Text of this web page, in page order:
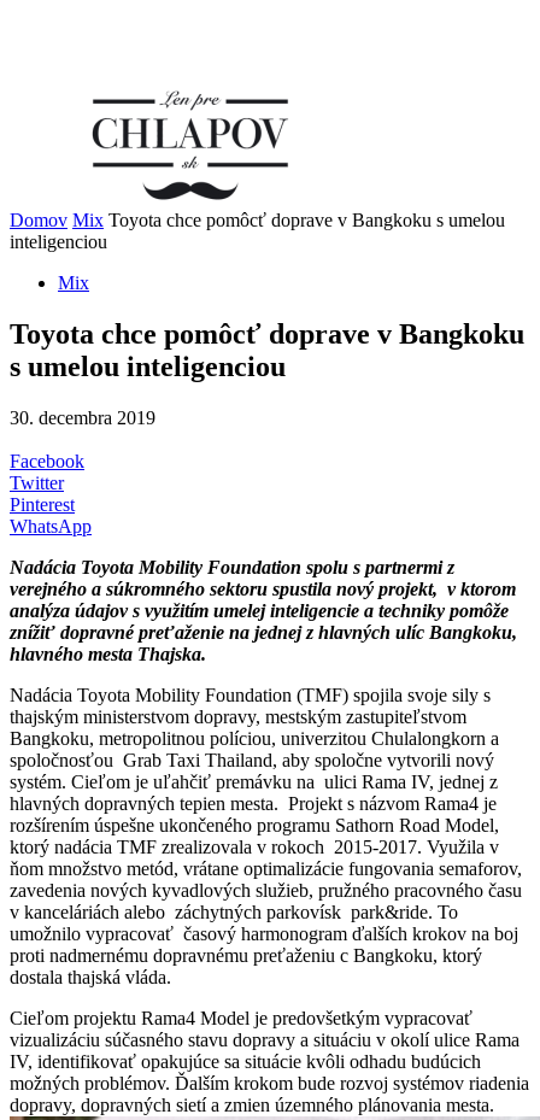
Domov Mix Toyota chce pomôcť doprave v Bangkoku s umelou
inteligenciou
Mix
Toyota chce pomôcť doprave v Bangkoku
s umelou inteligenciou
30. decembra 2019
Facebook
Twitter
Pinterest
WhatsApp
Nadácia Toyota Mobility Foundation spolu s partnermi z
verejného a súkromného sektoru spustila nový projekt, v ktorom
analýza údajov s využitím umelej inteligencie a techniky pomôže
znížiť dopravné preťaženie na jednej z hlavných ulíc Bangkoku,
hlavného mesta Thajska.
Nadácia Toyota Mobility Foundation (TMF) spojila svoje sily s
thajským ministerstvom dopravy, mestským zastupiteľstvom
Bangkoku, metropolitnou políciou, univerzitou Chulalongkorn a
spoločnosťou Grab Taxi Thailand, aby spoločne vytvorili nový
systém. Cieľom je uľahčiť premávku na ulici Rama IV, jednej z
hlavných dopravných tepien mesta. Projekt s názvom Rama4 je
rozšírením úspešne ukončeného programu Sathorn Road Model,
ktorý nadácia TMF zrealizovala v rokoch 2015-2017. Využila v
ňom množstvo metód, vrátane optimalizácie fungovania semaforov,
zavedenia nových kyvadlových služieb, pružného pracovného času
v kanceláriách alebo záchytných parkovísk park&ride. To
umožnilo vypracovať časový harmonogram ďalších krokov na boj
proti nadmernému dopravnému preťaženiu c Bangkoku, ktorý
dostala thajská vláda.
Cieľom projektu Rama4 Model je predovšetkým vypracovať
vizualizáciu súčasného stavu dopravy a situáciu v okolí ulice Rama
IV, identifikovať opakujúce sa situácie kvôli odhadu budúcich
možných problémov. Ďalším krokom bude rozvoj systémov riadenia
dopravy, dopravných sietí a zmien územného plánovania mesta.